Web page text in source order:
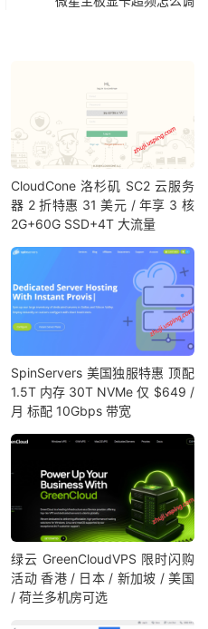
CloudCone 洛杉矶 SC2 云服务
器 2 折特惠 31 美元 / 年享 3 核
2G+60G SSD+4T 大流量
SpinServers 美国独服特惠 顶配
1.5T 内存 30T NVMe 仅 $649 /
月 标配 10Gbps 带宽
绿云 GreenCloudVPS 限时闪购
活动 香港 / 日本 / 新加坡 / 美国
/ 荷兰多机房可选